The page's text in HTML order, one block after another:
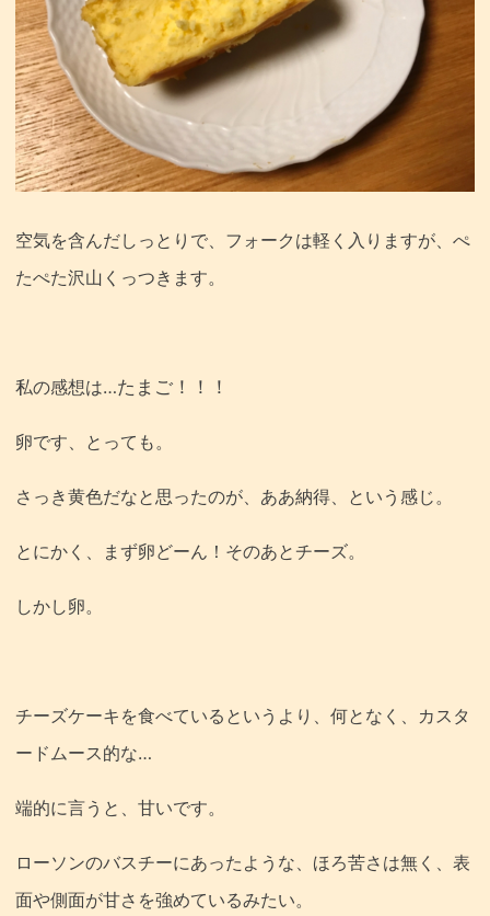
空気を含んだしっとりで、フォークは軽く入りますが、ぺ
たぺた沢山くっつきます。
私の感想は…たまご！！！
卵です、とっても。
さっき黄色だなと思ったのが、ああ納得、という感じ。
とにかく、まず卵どーん！そのあとチーズ。
しかし卵。
チーズケーキを食べているというより、何となく、カスタ
ードムース的な…
端的に言うと、甘いです。
ローソンのバスチーにあったような、ほろ苦さは無く、表
面や側面が甘さを強めているみたい。